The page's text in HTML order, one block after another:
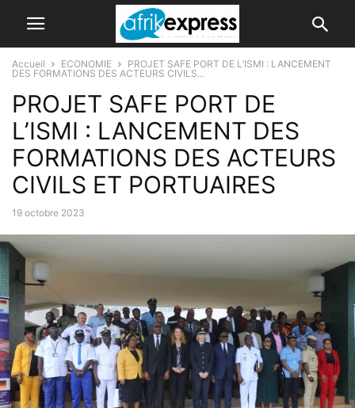
Accueil ECONOMIE
PROJET SAFE PORT DE L’ISMI : LANCEMENT
DES FORMATIONS DES ACTEURS CIVILS...
PROJET SAFE PORT DE
L’ISMI : LANCEMENT DES
FORMATIONS DES ACTEURS
CIVILS ET PORTUAIRES
19 octobre 2023